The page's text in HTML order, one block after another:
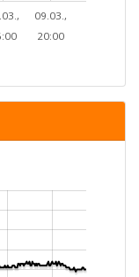
09.03.,
20:00